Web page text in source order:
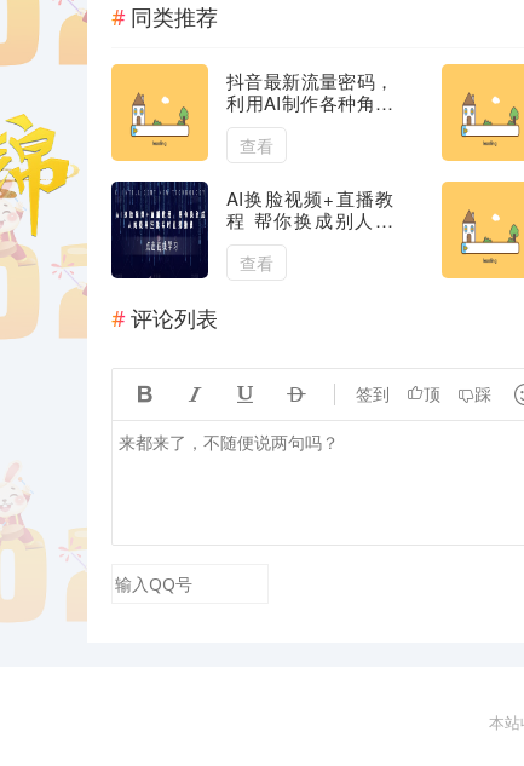
同类推荐
抖音最新流量密码，
利用AI制作各种角色
唱歌视频（包含详细
的音频制作教程）
查看
AI换脸视频+直播教
程 帮你换成别人的
模样还能实时直播撸
钱 (教程+配套资料)
查看
评论列表
    签到 顶 踩
本